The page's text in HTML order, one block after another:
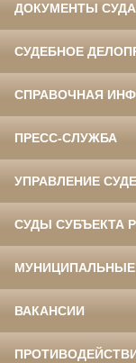
ДОКУМЕНТЫ СУДА
СУДЕБНОЕ
СПРАВОЧНАЯ
ПРЕСС-СЛУЖБА
УПРАВЛЕНИЕ
СУДЫ СУБЪЕКТА
ВАКАНСИИ